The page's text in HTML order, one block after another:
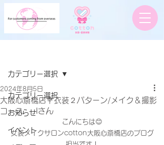
カテゴリー選択
お知らせ
イベント
カテゴリー選択
大阪心斎橋店💐衣装２パターン/メイク＆撮影
コース Iさん
2024年8月5日
こんにちは😊
女装メイクサロンcotton大阪心斎橋店のブログ